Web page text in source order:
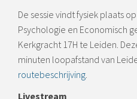
De sessie vindt fysiek plaats
Psychologie en Economisch
Kerkgracht 17H te Leiden.
minuten loopafstand van
routebeschrijving.
Livestream